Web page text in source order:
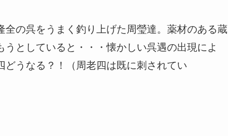
の呉をうまく釣り上げた周瑩達。薬材のある蔵
としていると・・・懐かしい呉遇の出現によ
どうなる？！（周老四は既に刺されてい